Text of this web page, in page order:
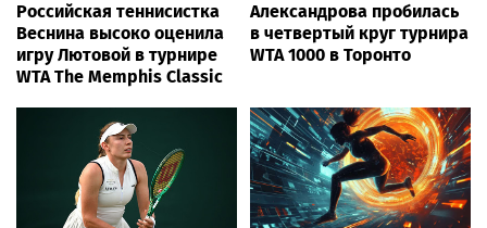
Российская теннисистка
Веснина высоко оценила
игру Лютовой в турнире
WTA The Memphis Classic
Александрова пробилась
в четвертый круг турнира
WTA 1000 в Торонто